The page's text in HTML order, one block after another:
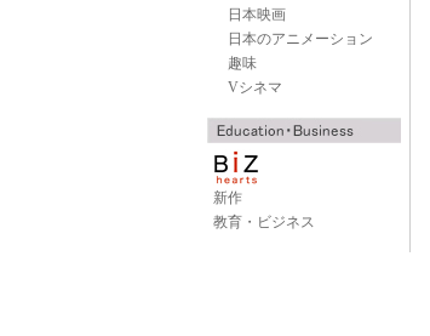
日本映画
日本のアニメーション
趣味
Vシネマ
新作
教育・ビジネス